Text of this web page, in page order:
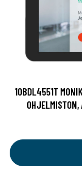
10BDL4551T
OHJELMISTON,